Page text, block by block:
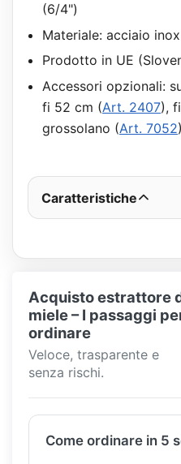
(6/4")
Materiale: acciaio
Prodotto in UE
Accessori opzionali:
fi 52 cm (Art. 2407),
grossolano (Art. 7052)
Caratteristiche
Acquisto estrattore
miele – I passaggi
ordinare
Veloce, trasparente e
senza rischi.
Come ordinare in 5